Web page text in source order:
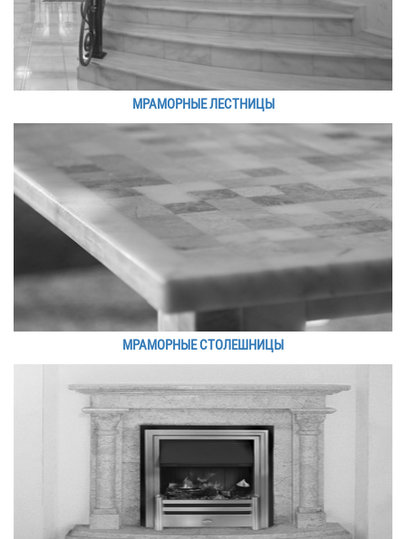
МРАМОРНЫЕ ЛЕСТНИЦЫ
МРАМОРНЫЕ СТОЛЕШНИЦЫ